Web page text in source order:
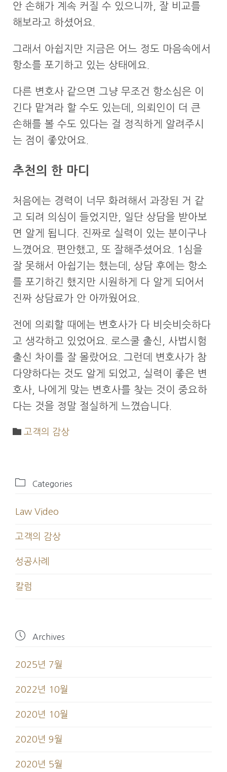
안 손해가 계속 커질 수 있으니까, 잘 비교를
해보라고 하셨어요.
그래서 아쉽지만 지금은 어느 정도 마음속에서
항소를 포기하고 있는 상태에요.
다른 변호사 같으면 그냥 무조건 항소심은 이
긴다 맡겨라 할 수도 있는데, 의뢰인이 더 큰
손해를 볼 수도 있다는 걸 정직하게 알려주시
는 점이 좋았어요.
추천의 한 마디
처음에는 경력이 너무 화려해서 과장된 거 같
고 되려 의심이 들었지만, 일단 상담을 받아보
면 알게 됩니다. 진짜로 실력이 있는 분이구나
느꼈어요. 편안했고, 또 잘해주셨어요. 1심을
잘 못해서 아쉽기는 했는데, 상담 후에는 항소
를 포기하긴 했지만 시원하게 다 알게 되어서
진짜 상담료가 안 아까웠어요.
전에 의뢰할 때에는 변호사가 다 비슷비슷하다
고 생각하고 있었어요. 로스쿨 출신, 사법시험
출신 차이를 잘 몰랐어요. 그런데 변호사가 참
다양하다는 것도 알게 되었고, 실력이 좋은 변
호사, 나에게 맞는 변호사를 찾는 것이 중요하
다는 것을 정말 절실하게 느꼈습니다.
 Category
고객의 감상
 Categories
Law Video
고객의 감상
성공사례
칼럼
 Archives
2025년 7월
2022년 10월
2020년 10월
2020년 9월
2020년 5월